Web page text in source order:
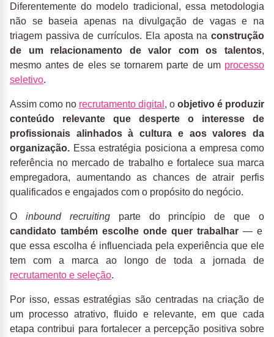
Diferentemente do modelo tradicional, essa metodologia
não se baseia apenas na divulgação de vagas e na
triagem passiva de currículos. Ela aposta na construção
de um relacionamento de valor com os talentos,
mesmo antes de eles se tornarem parte de um processo
seletivo.
Assim como no recrutamento digital , o objetivo é produzir
conteúdo relevante que desperte o interesse de
profissionais alinhados à cultura e aos valores da
organização. Essa estratégia posiciona a empresa como
referência no mercado de trabalho e fortalece sua marca
empregadora, aumentando as chances de atrair perfis
qualificados e engajados com o propósito do negócio.
O inbound recruiting parte do princípio de que o
candidato também escolhe onde quer trabalhar — e
que essa escolha é influenciada pela experiência que ele
tem com a marca ao longo de toda a jornada de
recrutamento e seleção.
Por isso, essas estratégias são centradas na criação de
um processo atrativo, fluido e relevante, em que cada
etapa contribui para fortalecer a percepção positiva sobre